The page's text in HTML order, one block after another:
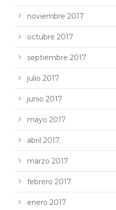
noviembre 2017
octubre 2017
septiembre 2017
julio 2017
junio 2017
mayo 2017
abril 2017
marzo 2017
febrero 2017
enero 2017